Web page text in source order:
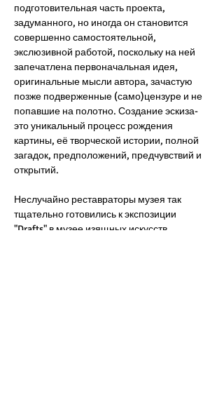
подготовительная часть проекта,
задуманного, но иногда он становится
совершенно самостоятельной,
экслюзивной работой, поскольку на ней
запечатлена первоначальная идея,
оригинальные мысли автора, зачастую
позже подверженные (само)цензуре и не
попавшие на полотно. Создание эскиза-
это уникальный процесс рождения
картины, её творческой истории, полной
загадок, предположений, предчувствий и
открытий.
Неслучайно реставраторы музея так
тщательно готовились к экспозиции
"Drafts" в музее изящных искусств